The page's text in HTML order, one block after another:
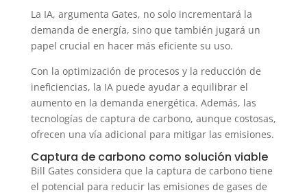
La IA, argumenta Gates, no solo incrementará la
demanda de energía, sino que también jugará un
papel crucial en hacer más eficiente su uso.
Con la optimización de procesos y la reducción de
ineficiencias, la IA puede ayudar a equilibrar el
aumento en la demanda energética. Además, las
tecnologías de captura de carbono, aunque costosas,
ofrecen una vía adicional para mitigar las emisiones.
Captura de carbono como solución viable
Bill Gates considera que la captura de carbono tiene
el potencial para reducir las emisiones de gases de